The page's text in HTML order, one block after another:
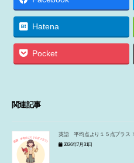
Hatena
Pocket
関連記事
英語 平均点より１５点プラス！
2026年7月31日